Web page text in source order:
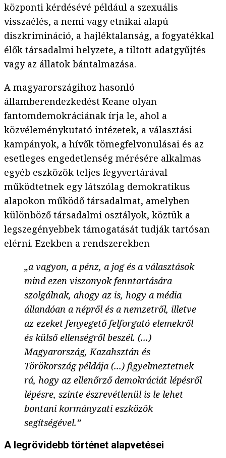
központi kérdésévé például a szexuális
visszaélés, a nemi vagy etnikai alapú
diszkrimináció, a hajléktalanság, a fogyatékkal
élők társadalmi helyzete, a tiltott adatgyűjtés
vagy az állatok bántalmazása.
A magyarországihoz hasonló
államberendezkedést Keane olyan
fantomdemokráciának írja le, ahol a
közvéleménykutató intézetek, a választási
kampányok, a hívők tömegfelvonulásai és az
esetleges engedetlenség mérésére alkalmas
egyéb eszközök teljes fegyvertárával
működtetnek egy látszólag demokratikus
alapokon működő társadalmat, amelyben
különböző társadalmi osztályok, köztük a
legszegényebbek támogatását tudják tartósan
elérni. Ezekben a rendszerekben
„a vagyon, a pénz, a jog és a választások
mind ezen viszonyok fenntartására
szolgálnak, ahogy az is, hogy a média
állandóan a népről és a nemzetről, illetve
az ezeket fenyegető felforgató elemekről
és külső ellenségről beszél. (...)
Magyarország, Kazahsztán és
Törökország példája (...) figyelmeztetnek
rá, hogy az ellenőrző demokráciát lépésről
lépésre, szinte észrevétlenül is le lehet
bontani kormányzati eszközök
segítségével.”
A legrövidebb történet alapvetései